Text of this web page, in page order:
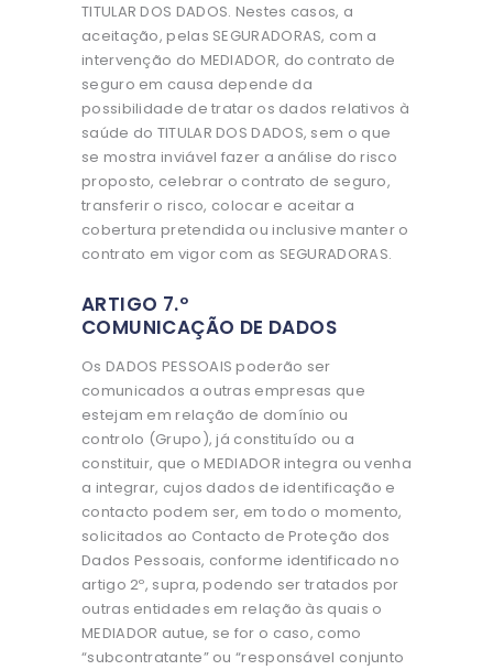
TITULAR DOS DADOS. Nestes casos, a
aceitação, pelas SEGURADORAS, com a
intervenção do MEDIADOR, do contrato de
seguro em causa depende da
possibilidade de tratar os dados relativos à
saúde do TITULAR DOS DADOS, sem o que
se mostra inviável fazer a análise do risco
proposto, celebrar o contrato de seguro,
transferir o risco, colocar e aceitar a
cobertura pretendida ou inclusive manter o
contrato em vigor com as SEGURADORAS.
ARTIGO 7.º
COMUNICAÇÃO DE DADOS
Os DADOS PESSOAIS poderão ser
comunicados a outras empresas que
estejam em relação de domínio ou
controlo (Grupo), já constituído ou a
constituir, que o MEDIADOR integra ou venha
a integrar, cujos dados de identificação e
contacto podem ser, em todo o momento,
solicitados ao Contacto de Proteção dos
Dados Pessoais, conforme identificado no
artigo 2º, supra, podendo ser tratados por
outras entidades em relação às quais o
MEDIADOR autue, se for o caso, como
“subcontratante” ou “responsável conjunto